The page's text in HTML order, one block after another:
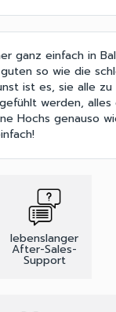
ganz einfach in
so wie die
ist es, sie alle
werden,
Hochs genauso
lebenslanger
After-Sales-
Support